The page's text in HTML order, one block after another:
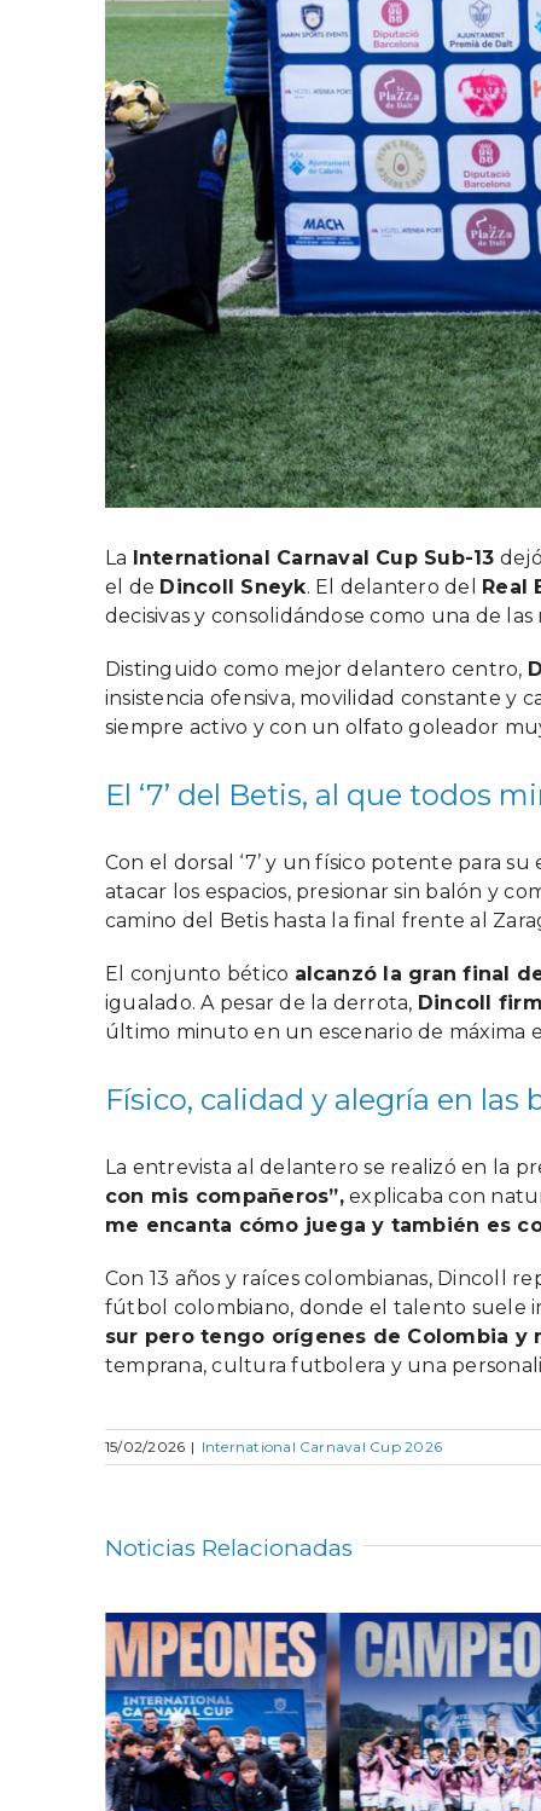
La International Carnaval Cup Sub-13
el de Dincoll Sneyk. El delantero del Real
decisivas y consolidándose como una de
Distinguido como mejor delantero centro,
insistencia ofensiva, movilidad constante
siempre activo y con un olfato goleador
El ‘7’ del Betis, al que todos
Con el dorsal ‘7’ y un físico potente para
atacar los espacios, presionar sin balón y
camino del Betis hasta la final frente al
El conjunto bético alcanzó la gran final
igualado. A pesar de la derrota, Dincoll
último minuto en un escenario de máxima
Físico, calidad y alegría en las
La entrevista al delantero se realizó en la
con mis compañeros”,explicaba con
me encanta cómo juega y también es
Con 13 años y raíces colombianas, Dincoll
fútbol colombiano, donde el talento suele
sur pero tengo orígenes de Colombia y
temprana, cultura futbolera y una
15/02/2026 | International Carnaval Cup 2026
Noticias Relacionadas